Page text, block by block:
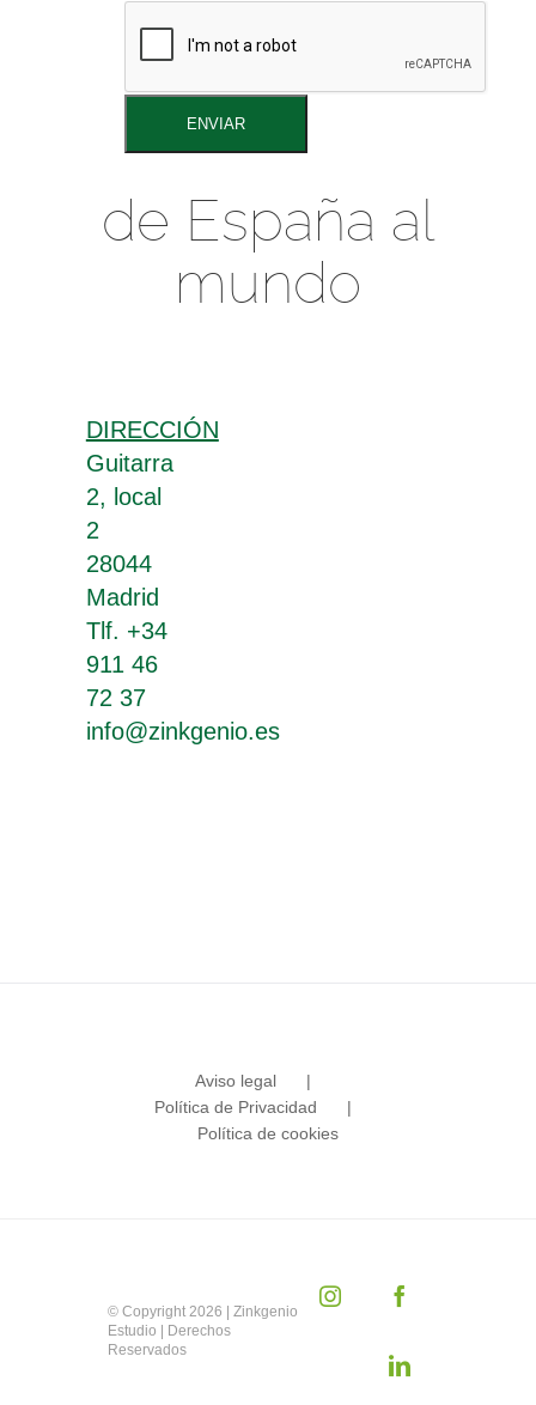
ENVIAR
de España al
mundo
DIRECCIÓN
Guitarra
2, local
2
28044
Madrid
Tlf. +34
911 46
72 37
info@zinkgenio.es
Aviso legal
Política de Privacidad
Política de cookies
© Copyright 2026 | Zinkgenio
Estudio | Derechos
Reservados
InstagramFacebook
LinkedIn